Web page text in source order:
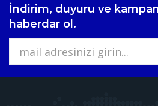
İndirim, duyuru ve
haberdar ol.